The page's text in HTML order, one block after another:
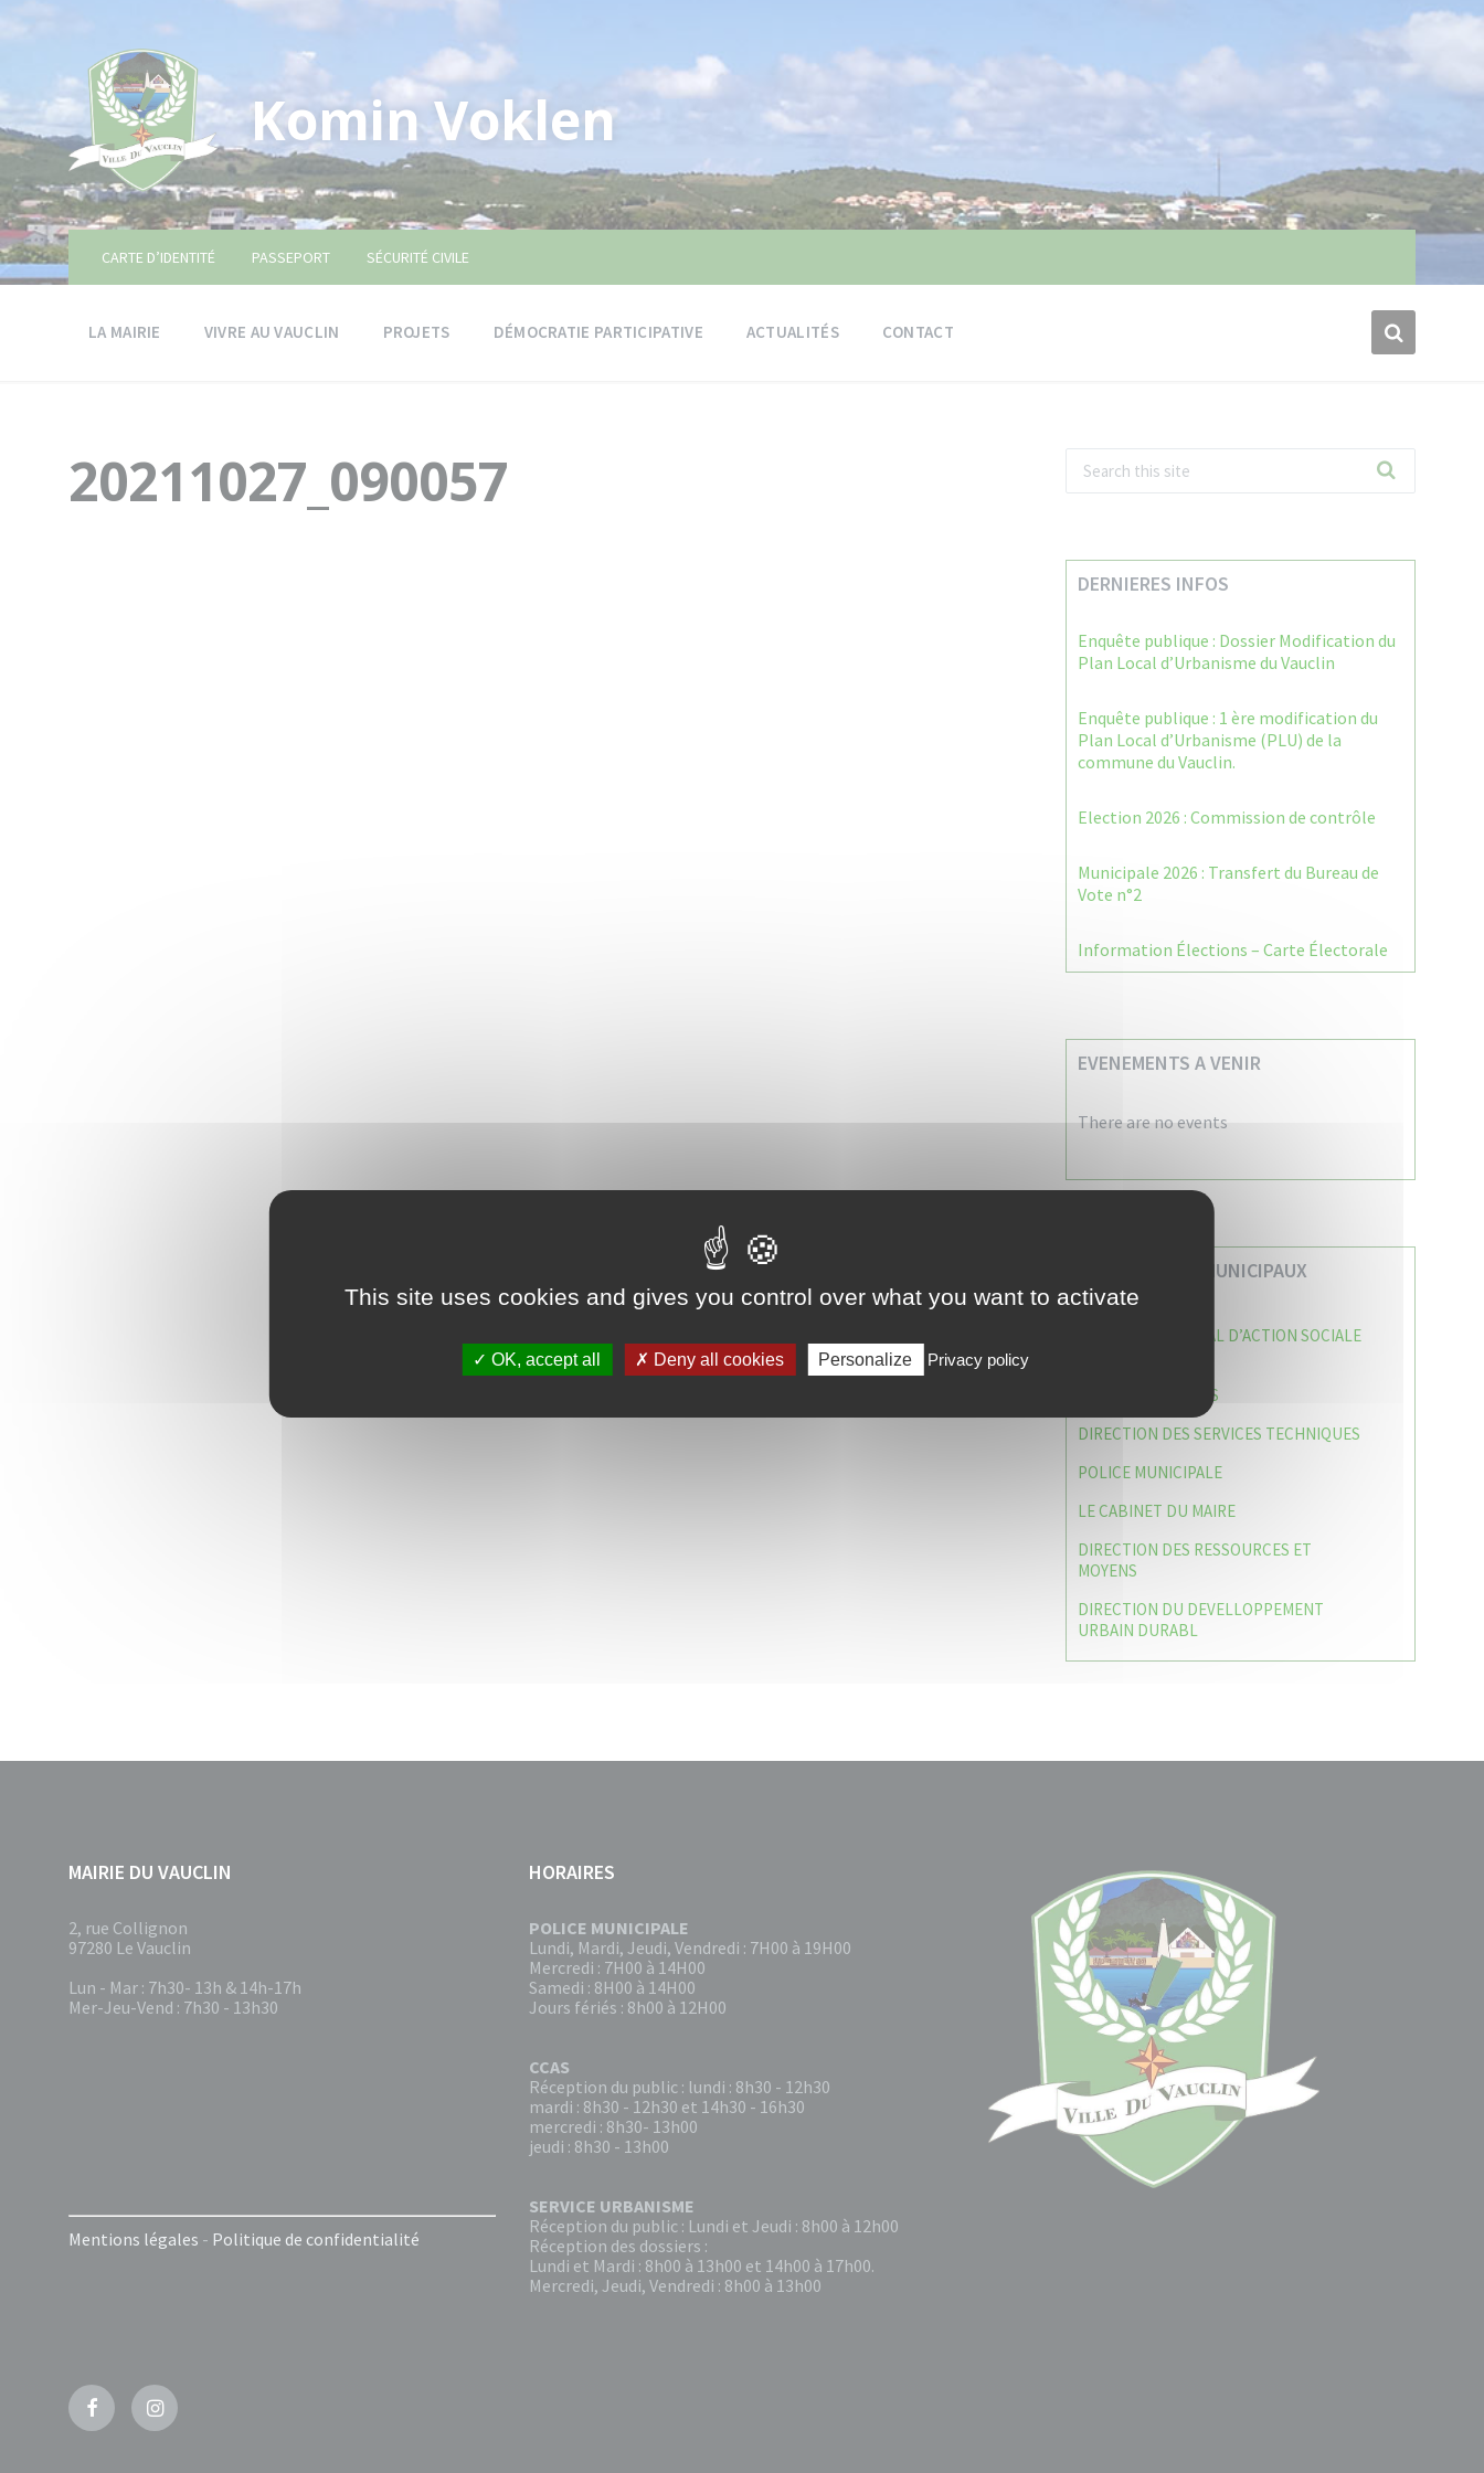
Komin Voklen
CARTE D’IDENTITÉ PASSEPORT SÉCURITÉ CIVILE
LA MAIRIE VIVRE AU VAUCLIN PROJETS DÉMOCRATIE PARTICIPATIVE ACTUALITÉS CONTACT
20211027_090057
DERNIERES INFOS
Enquête publique : Dossier Modification du
Plan Local d’Urbanisme du Vauclin
Enquête publique : 1 ère modification du
Plan Local d’Urbanisme (PLU) de la
commune du Vauclin.
Election 2026 : Commission de contrôle
Municipale 2026 : Transfert du Bureau de
Vote n°2
Information Élections – Carte Électorale
EVENEMENTS A VENIR
There are no events
VOS SERVICES MUNICIPAUX
CENTRE COMMUNAL D’ACTION SOCIALE
CAISSE DES ÉCOLES
DIRECTION DES SERVICES TECHNIQUES
POLICE MUNICIPALE
LE CABINET DU MAIRE
DIRECTION DES RESSOURCES ET
MOYENS
DIRECTION DU DEVELLOPPEMENT
URBAIN DURABL
MAIRIE DU VAUCLIN
2, rue Collignon
97280 Le Vauclin
Lun - Mar : 7h30- 13h & 14h-17h
Mer-Jeu-Vend : 7h30 - 13h30
Mentions légales - Politique de confidentialité
HORAIRES
POLICE MUNICIPALE
Lundi, Mardi, Jeudi, Vendredi : 7H00 à 19H00
Mercredi : 7H00 à 14H00
Samedi : 8H00 à 14H00
Jours fériés : 8h00 à 12H00
CCAS
Réception du public : lundi : 8h30 - 12h30
mardi : 8h30 - 12h30 et 14h30 - 16h30
mercredi : 8h30- 13h00
jeudi : 8h30 - 13h00
SERVICE URBANISME
Réception du public : Lundi et Jeudi : 8h00 à 12h00
Réception des dossiers :
Lundi et Mardi : 8h00 à 13h00 et 14h00 à 17h00.
Mercredi, Jeudi, Vendredi : 8h00 à 13h00
FacebookInstagram
This site uses cookies and gives you control over what you want to activate
OK, accept all Deny all cookies Personalize Privacy policy